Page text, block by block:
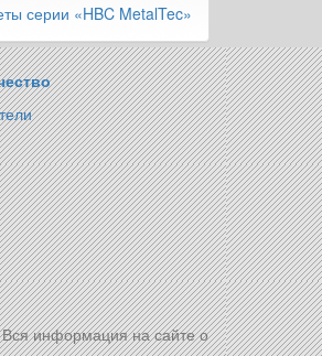
серии «HBC MetalTec»
Вся информация на сайте о